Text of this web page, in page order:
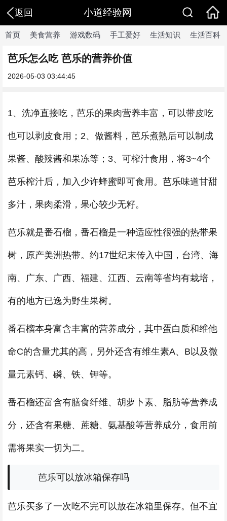
返回 小道经验网
首页 美食营养 游戏数码 手工爱好 生活知识 生活百科
芭乐怎么吃 芭乐的营养价值
2026-05-03 03:44:45
1、洗净直接吃，芭乐的果肉营养丰富，可以带皮吃
也可以剥皮食用；2、做酱料，芭乐煮熟后可以制成
果酱、酸辣酱和果冻等；3、可榨汁食用，将3~4个
芭乐榨汁后，加入少许蜂蜜即可食用。芭乐味道甘甜
多汁，果肉柔滑，果心较少无籽。
芭乐就是番石榴，番石榴是一种适应性很强的热带果
树，原产美洲热带。约17世纪末传入中国，台湾、海
南、广东、广西、福建、江西、云南等省均有栽培，
有的地方已逸为野生果树。
番石榴本身富含丰富的营养成分，其中蛋白质和维他
命C的含量尤其的高，另外还含有维生素A、B以及微
量元素钙、磷、铁、钾等。
番石榴还富含有膳食纤维、胡萝卜素、脂肪等营养成
分，还含有果糖、蔗糖、氨基酸等营养成分，食用前
需将果实一切为二。
芭乐可以放冰箱保存吗
芭乐买多了一次吃不完可以放在冰箱里保存。但不宜